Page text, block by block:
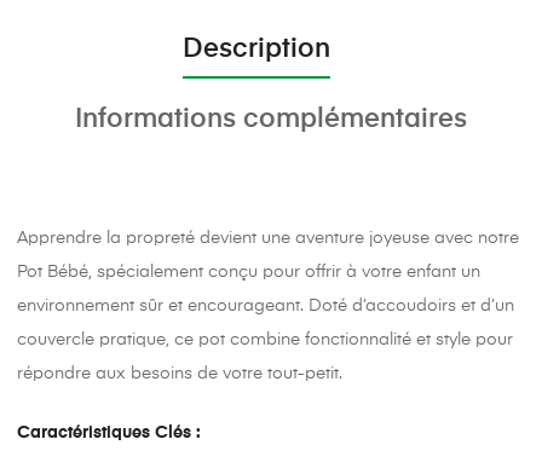
Description
Informations complémentaires
Apprendre la propreté devient une aventure joyeuse avec notre
Pot Bébé, spécialement conçu pour offrir à votre enfant un
environnement sûr et encourageant. Doté d’accoudoirs et d’un
couvercle pratique, ce pot combine fonctionnalité et style pour
répondre aux besoins de votre tout-petit.
Caractéristiques Clés :